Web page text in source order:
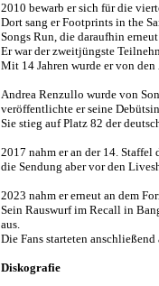
2010 bewarb er sich für die
Dort sang er Footprints in the
Songs Run, die daraufhin
Er war der zweitjüngste
Mit 14 Jahren wurde er von
Andrea Renzullo wurde von
veröffentlichte er seine
Sie stieg auf Platz 82 der
2017 nahm er an der 14. Staffel
die Sendung aber vor den
2023 nahm er erneut an dem
Sein Rauswurf im Recall in
aus.
Die Fans starteten
Diskografie